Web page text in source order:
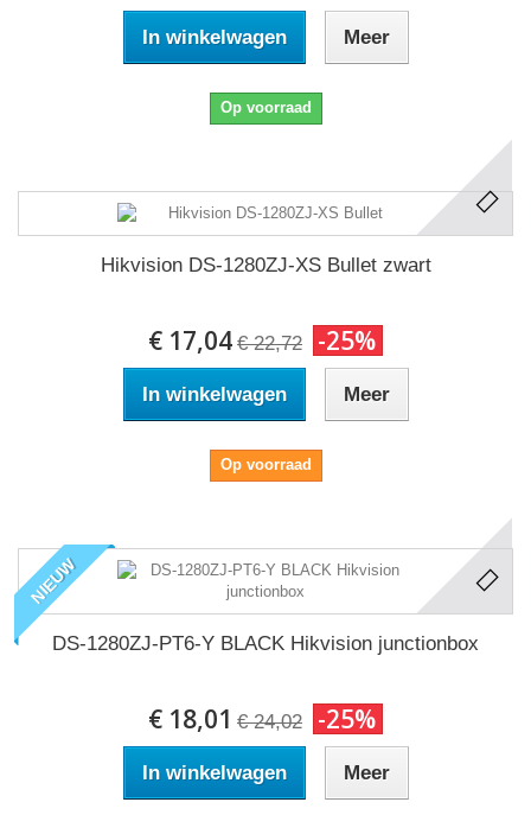
In winkelwagen Meer
Op voorraad
Hikvision DS-1280ZJ-XS Bullet zwart
€ 17,04 € 22,72 -25%
In winkelwagen Meer
Op voorraad
NIEUW
DS-1280ZJ-PT6-Y BLACK Hikvision junctionbox
€ 18,01 € 24,02 -25%
In winkelwagen Meer